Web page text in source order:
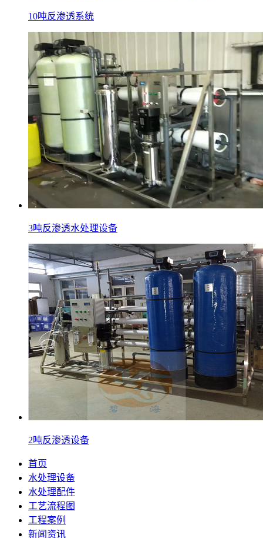
10吨反渗透系统
3吨反渗透水处理设备
2吨反渗透设备
首页
水处理设备
水处理配件
工艺流程图
工程案例
新闻资讯